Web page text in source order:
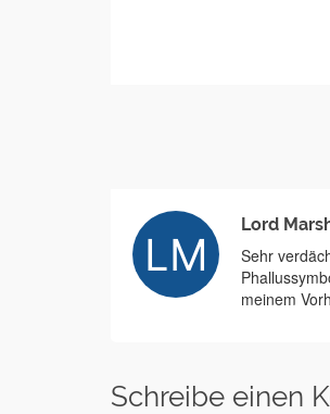
Lord
Sehr
meinem
Schreibe einen